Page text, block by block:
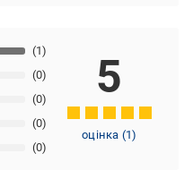
(0)
(0)
(0)
(0)
(1)
5
оцінка (1)